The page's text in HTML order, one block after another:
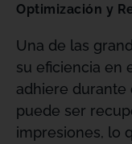
Optimización y
Una de las
su eficiencia en
adhiere durante
puede ser
impresiones, lo